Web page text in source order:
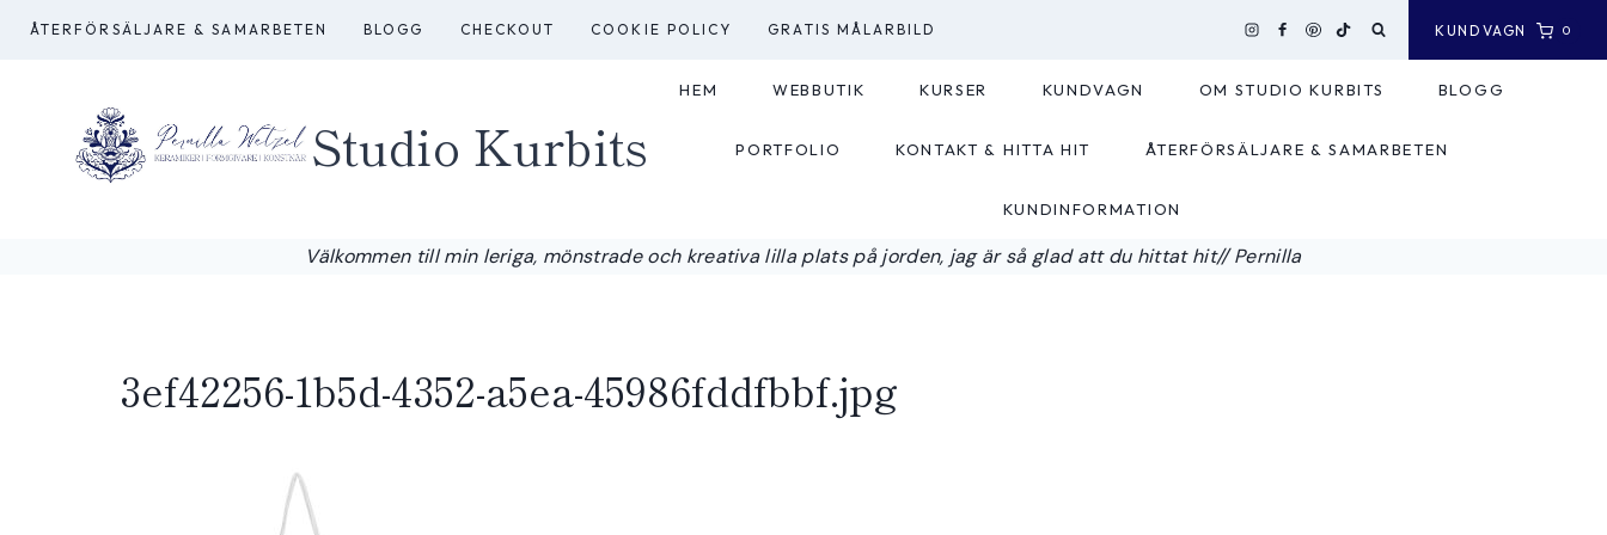
Skip
ÅTERFÖRSÄLJARE & SAMARBETEN BLOGG CHECKOUT COOKIE POLICY GRATIS MÅLARBILD KUNDVAGN 0
Studio Kurbits
HEM WEBBUTIK KURSER KUNDVAGN OM STUDIO KURBITS BLOGG
PORTFOLIO KONTAKT & HITTA HIT ÅTERFÖRSÄLJARE & SAMARBETEN
KUNDINFORMATION
Välkommen till min leriga, mönstrade och kreativa lilla plats på jorden, jag är så glad att du hittat hit// Pernilla
3ef42256-1b5d-4352-a5ea-45986fddfbbf.jpg